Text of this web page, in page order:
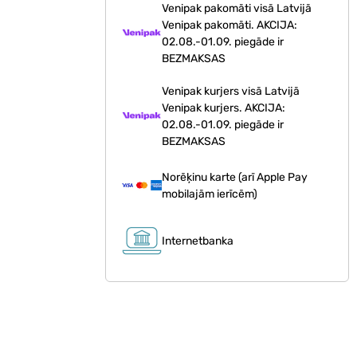
Venipak pakomāti visā Latvijā
Venipak pakomāti. AKCIJA:
02.08.-01.09. piegāde ir
BEZMAKSAS
Venipak kurjers visā Latvijā
Venipak kurjers. AKCIJA:
02.08.-01.09. piegāde ir
BEZMAKSAS
Norēķinu karte (arī Apple Pay
mobilajām ierīcēm)
Internetbanka